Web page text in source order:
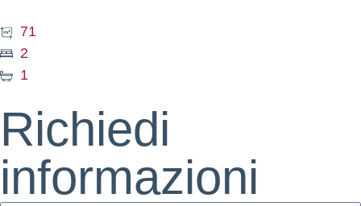
71
2
1
Richiedi
informazioni